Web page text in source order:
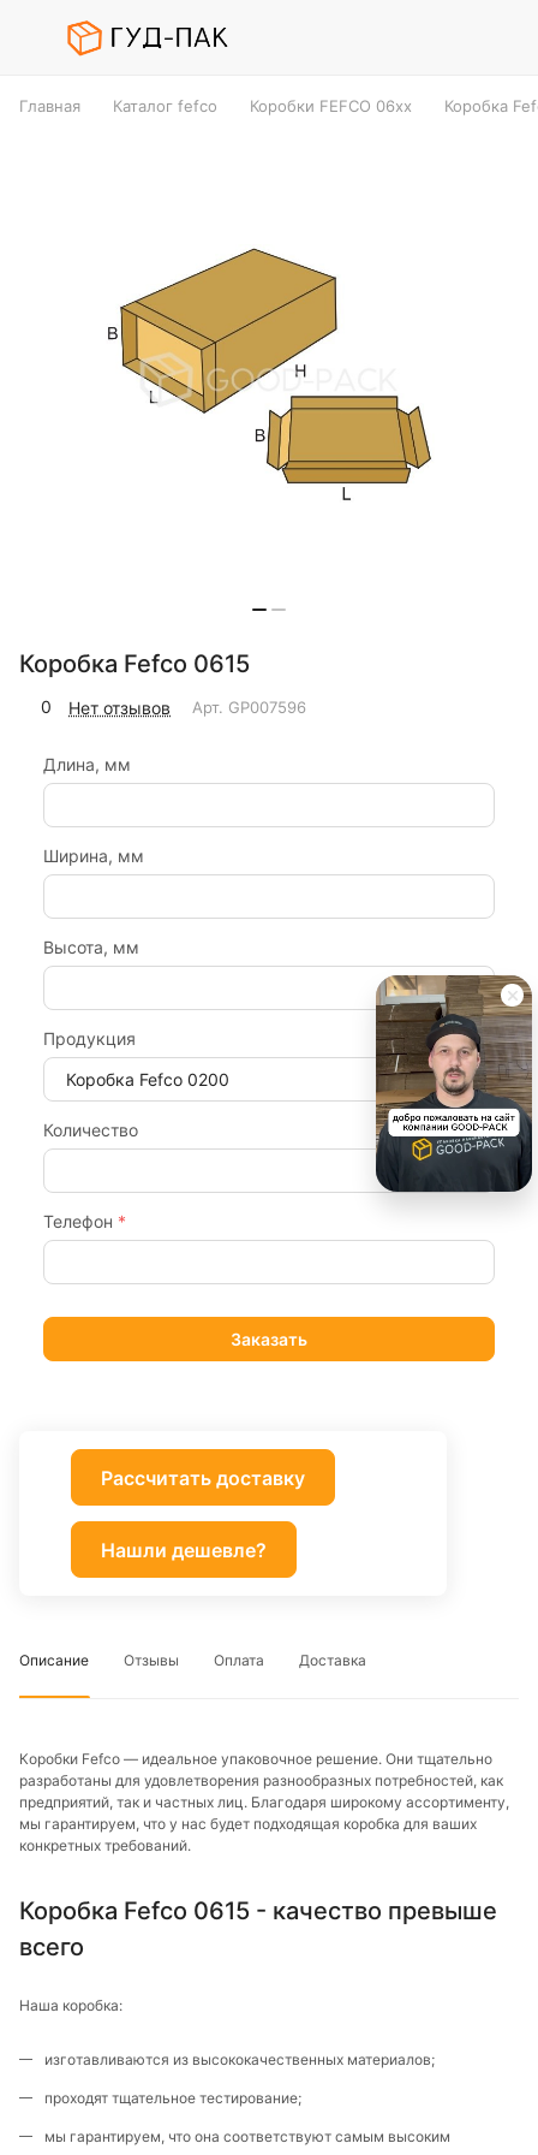
Главная Каталог fefco Коробки FEFCO 06xx Коробка
Коробка Fefco 0615
0 Нет отзывов Арт. GP007596
Длина, мм
Ширина, мм
Высота, мм
Продукция
Количество
Телефон *
Рассчитать доставку
Нашли дешевле?
Описание Отзывы Оплата Доставка
Коробки Fefco — идеальное упаковочное решение. Они тщательно
разработаны для удовлетворения разнообразных потребностей, как
предприятий, так и частных лиц. Благодаря широкому ассортименту,
мы гарантируем, что у нас будет подходящая коробка для ваших
конкретных требований.
Коробка Fefco 0615 - качество превыше
всего
Наша коробка:
изготавливаются из высококачественных материалов;
проходят тщательное тестирование;
мы гарантируем, что она соответствуют самым высоким